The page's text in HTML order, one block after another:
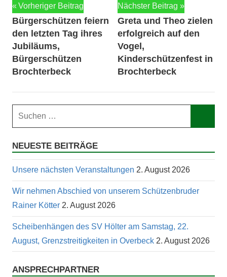
Beitragsnavigation
Vorheriger Beitrag
Bürgerschützen feiern
den letzten Tag ihres
Jubiläums,
Bürgerschützen
Brochterbeck
Nächster Beitrag
Greta und Theo zielen
erfolgreich auf den
Vogel,
Kinderschützenfest in
Brochterbeck
Suchen
NEUESTE BEITRÄGE
Unsere nächsten Veranstaltungen 2. August 2026
Wir nehmen Abschied von unserem Schützenbruder
Rainer Kötter 2. August 2026
Scheibenhängen des SV Hölter am Samstag, 22.
August, Grenzstreitigkeiten in Overbeck 2. August 2026
ANSPRECHPARTNER